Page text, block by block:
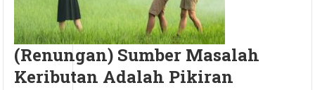
(Renungan) Sumber Masalah
Keributan Adalah Pikiran